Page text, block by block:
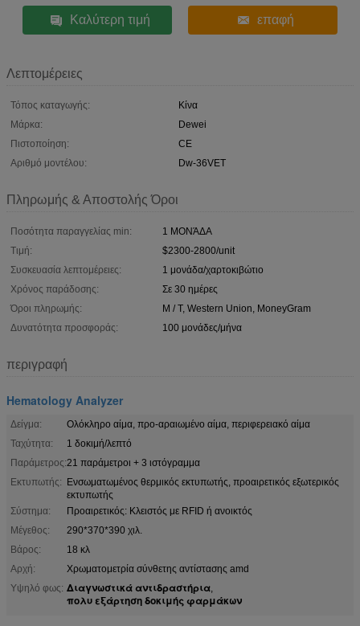
Καλύτερη τιμή επαφή
Λεπτομέρειες
Τόπος καταγωγής:
Κίνα
Μάρκα:
Dewei
Πιστοποίηση:
CE
Αριθμό μοντέλου:
Dw-36VET
Πληρωμής & Αποστολής Όροι
Ποσότητα παραγγελίας min:
1 ΜΟΝΆΔΑ
Τιμή:
$2300-2800/unit
Συσκευασία λεπτομέρειες:
1 μονάδα/χαρτοκιβώτιο
Χρόνος παράδοσης:
Σε 30 ημέρες
Όροι πληρωμής:
Μ / Τ, Western Union, MoneyGram
Δυνατότητα προσφοράς:
100 μονάδες/μήνα
περιγραφή
Hematology Analyzer
Δείγμα:
Ολόκληρο αίμα, προ-αραιωμένο αίμα, περιφερειακό αίμα
Ταχύτητα:
1 δοκιμή/λεπτό
Παράμετρος:21 παράμετροι + 3 ιστόγραμμα
Εκτυπωτής: Ενσωματωμένος θερμικός εκτυπωτής, προαιρετικός εξωτερικός
εκτυπωτής
Σύστημα:
Προαιρετικός: Κλειστός με RFID ή ανοικτός
Μέγεθος:
290*370*390 χιλ.
Βάρος:
18 κλ
Αρχή:
Χρωματομετρία σύνθετης αντίστασης amd
Υψηλό φως: Διαγνωστικά αντιδραστήρια,
πολυ εξάρτηση δοκιμής φαρμάκων